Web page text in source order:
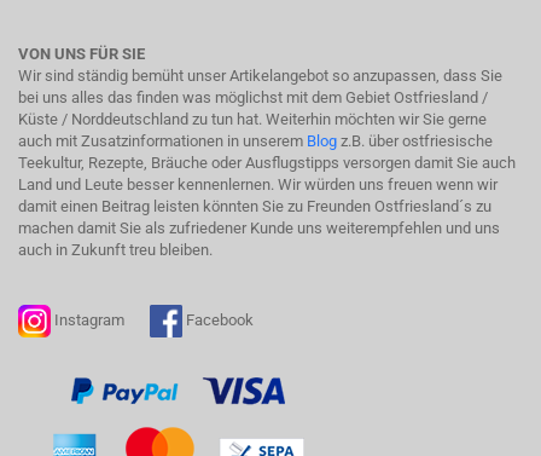
VON UNS FÜR SIE
Wir sind ständig bemüht unser Artikelangebot so anzupassen, dass Sie
bei uns alles das finden was möglichst mit dem Gebiet Ostfriesland /
Küste / Norddeutschland zu tun hat. Weiterhin möchten wir Sie gerne
auch mit Zusatzinformationen in unserem Blog z.B. über ostfriesische
Teekultur, Rezepte, Bräuche oder Ausflugstipps versorgen damit Sie auch
Land und Leute besser kennenlernen. Wir würden uns freuen wenn wir
damit einen Beitrag leisten könnten Sie zu Freunden Ostfriesland´s zu
machen damit Sie als zufriedener Kunde uns weiterempfehlen und uns
auch in Zukunft treu bleiben.
Instagram Facebook